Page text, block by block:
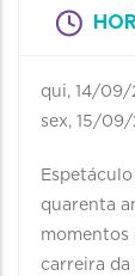
qui, 14/
sex, 15/
quarenta
momentos
carreira da